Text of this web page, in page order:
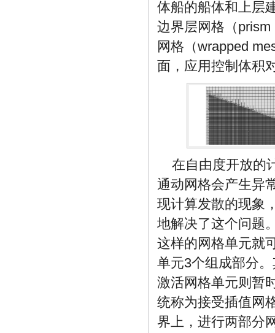
体船的船体和上层
边界层网格（
网格（wrapped
面，应用控制体积
在自由度开放的
通动网格会产生异
现计算发散的现象
地解决了这个问题
这样的网格单元就
单元3个组成部分
激活网格单元则暂
统称为接受插值网
界上，进行两部分